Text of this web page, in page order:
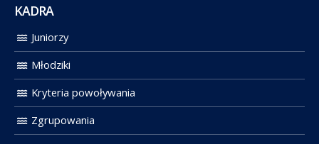
KADRA
Juniorzy
Młodziki
Kryteria powoływania
Zgrupowania